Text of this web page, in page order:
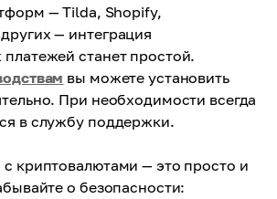
— Tilda, Shopify,
— интеграция
станет простой.
вы можете установить
При необходимости всегда
в службу поддержки.
криптовалютами — это просто и
о безопасности: